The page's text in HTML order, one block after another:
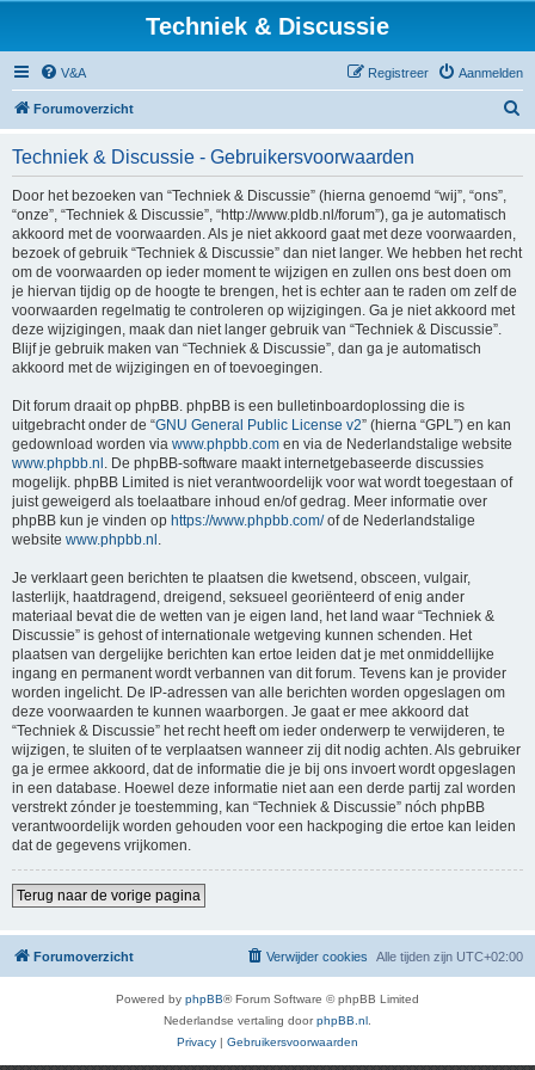
Techniek & Discussie
V&A Aanmelden
Registreer
Forumoverzicht
Techniek & Discussie - Gebruikersvoorwaarden
Door het bezoeken van “Techniek & Discussie” (hierna genoemd “wij”, “ons”,
“onze”, “Techniek & Discussie”, “http://www.pldb.nl/forum”), ga je automatisch
akkoord met de voorwaarden. Als je niet akkoord gaat met deze voorwaarden,
bezoek of gebruik “Techniek & Discussie” dan niet langer. We hebben het recht
om de voorwaarden op ieder moment te wijzigen en zullen ons best doen om
je hiervan tijdig op de hoogte te brengen, het is echter aan te raden om zelf de
voorwaarden regelmatig te controleren op wijzigingen. Ga je niet akkoord met
deze wijzigingen, maak dan niet langer gebruik van “Techniek & Discussie”.
Blijf je gebruik maken van “Techniek & Discussie”, dan ga je automatisch
akkoord met de wijzigingen en of toevoegingen.
Dit forum draait op phpBB. phpBB is een bulletinboardoplossing die is
uitgebracht onder de “GNU General Public License v2” (hierna “GPL”) en kan
gedownload worden via www.phpbb.com en via de Nederlandstalige website
www.phpbb.nl . De phpBB-software maakt internetgebaseerde discussies
mogelijk. phpBB Limited is niet verantwoordelijk voor wat wordt toegestaan of
juist geweigerd als toelaatbare inhoud en/of gedrag. Meer informatie over
phpBB kun je vinden op https://www.phpbb.com/of de Nederlandstalige
website www.phpbb.nl .
Je verklaart geen berichten te plaatsen die kwetsend, obsceen, vulgair,
lasterlijk, haatdragend, dreigend, seksueel georiënteerd of enig ander
materiaal bevat die de wetten van je eigen land, het land waar “Techniek &
Discussie” is gehost of internationale wetgeving kunnen schenden. Het
plaatsen van dergelijke berichten kan ertoe leiden dat je met onmiddellijke
ingang en permanent wordt verbannen van dit forum. Tevens kan je provider
worden ingelicht. De IP-adressen van alle berichten worden opgeslagen om
deze voorwaarden te kunnen waarborgen. Je gaat er mee akkoord dat
“Techniek & Discussie” het recht heeft om ieder onderwerp te verwijderen, te
wijzigen, te sluiten of te verplaatsen wanneer zij dit nodig achten. Als gebruiker
ga je ermee akkoord, dat de informatie die je bij ons invoert wordt opgeslagen
in een database. Hoewel deze informatie niet aan een derde partij zal worden
verstrekt zónder je toestemming, kan “Techniek & Discussie” nóch phpBB
verantwoordelijk worden gehouden voor een hackpoging die ertoe kan leiden
dat de gegevens vrijkomen.
Terug naar de vorige pagina
Forumoverzicht Alle tijden zijn UTC+02:00
Verwijder cookies
Powered by phpBB® Forum Software © phpBB Limited
Nederlandse vertaling doorphpBB.nl
Privacy | Gebruikersvoorwaarden